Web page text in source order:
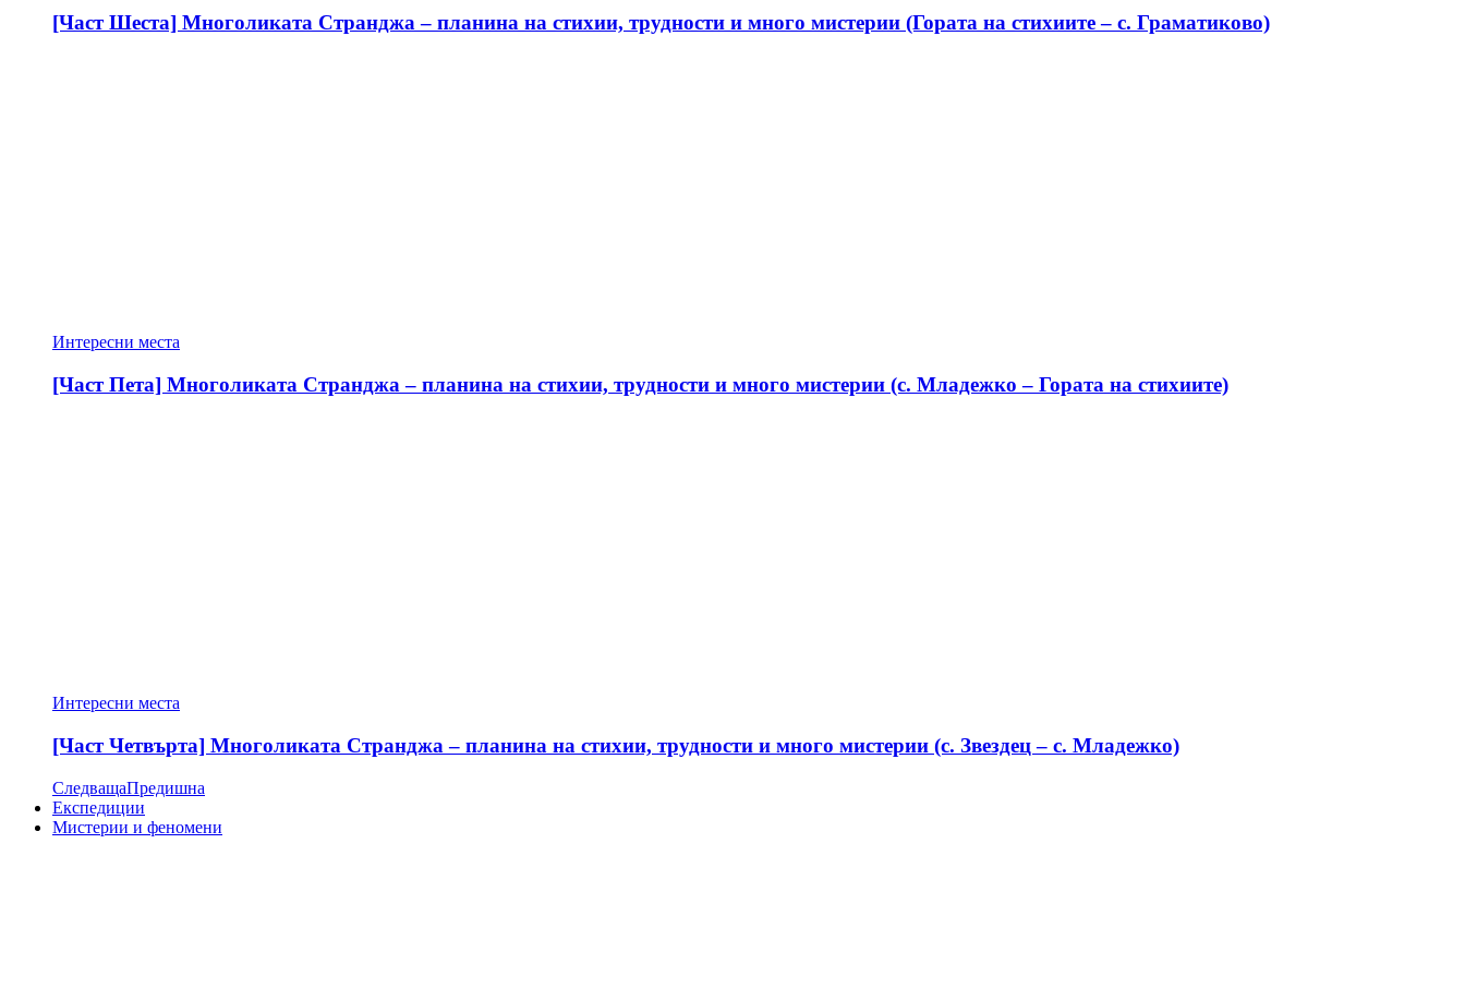
[Част Шеста] Многоликата Странджа – планина на стихии, трудности и много мистерии (Гората на стихиите – с. Граматиково)
Интересни места
[Част Пета] Многоликата Странджа – планина на стихии, трудности и много мистерии (с. Младежко – Гората на стихиите)
Интересни места
[Част Четвърта] Многоликата Странджа – планина на стихии, трудности и много мистерии (с. Звездец – с. Младежко)
СледващаПредишна
Експедиции
Мистерии и феномени